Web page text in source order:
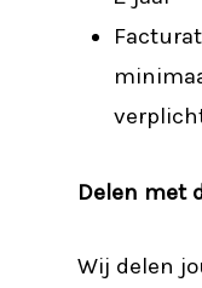
Delen met
Wij delen